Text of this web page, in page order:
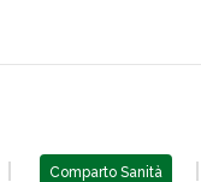
Comparto Sanità